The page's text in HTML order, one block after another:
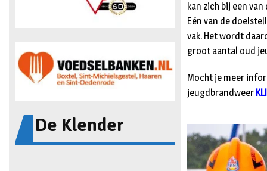
De Klender
kan zich bij een
Eén van de
vak. Het wordt
groot aantal oud
Mocht je meer
jeugdbrandweer